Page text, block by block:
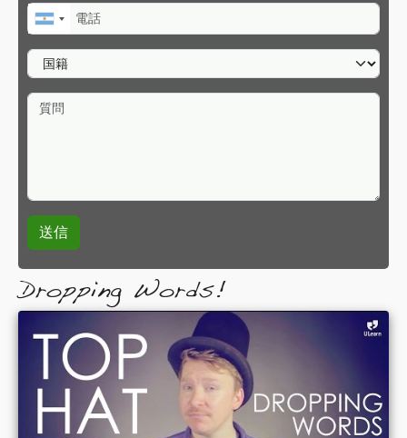
電話
国籍
質問
Dropping Words!